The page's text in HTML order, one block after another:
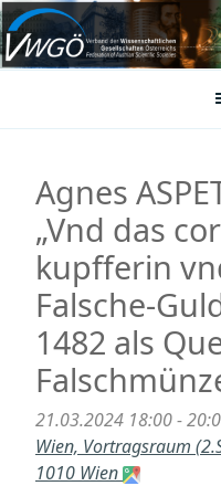
Zum
Inhalt
springenVWGÖ
Federation of Austrian
Agnes
„Vnd das
kupfferin
Falsche-
1482 als
21.03.2024 18:00 -
Wien, Vortragsraum
1010 Wien